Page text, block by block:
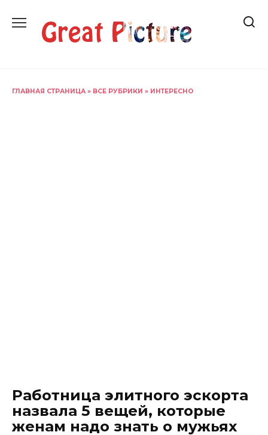
содержанию
ГЛАВНАЯ СТРАНИЦА » ВСЕ РУБРИКИ » ИНТЕРЕСНО
Работница элитного эскорта
назвала 5 вещей, которые
женам надо знать о мужьях